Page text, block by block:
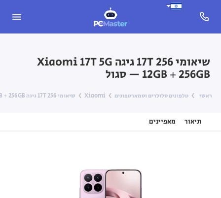
שיאומי 17T 256 גיגה Xiaomi 17T 5G
12GB + 256GB — סגול
ראשי טלפונים סלולרים וסמארטפונים Xiaomi שיאומי 17T 256 גיגה Xiaomi 17T 5G 12GB + 256GB — סגול
תיאור מאפיינים